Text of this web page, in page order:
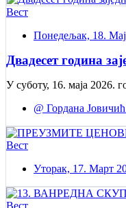
Вест
Понедељак, 18.
Двадесет година
У суботу, 16. маја 2026.
@ Гордана
Вест
Уторак, 17. Март
Вест